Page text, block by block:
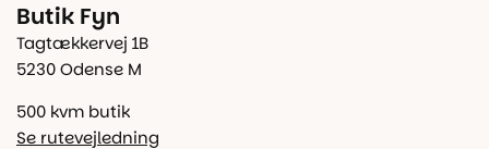
Butik Fyn
Tagtækkervej 1B
5230 Odense M
500 kvm butik
Se rutevejledning